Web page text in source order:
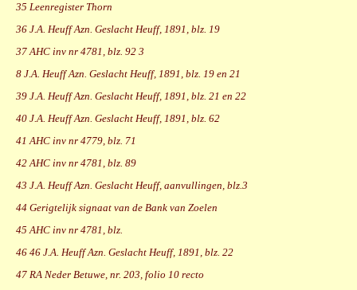
35 Leenregister Thorn
36 J.A. Heuff Azn. Geslacht Heuff, 1891, blz. 19
37 AHC inv nr 4781, blz. 92 3
8 J.A. Heuff Azn. Geslacht Heuff, 1891, blz. 19 en 21
39 J.A. Heuff Azn. Geslacht Heuff, 1891, blz. 21 en 22
40 J.A. Heuff Azn. Geslacht Heuff, 1891, blz. 62
41 AHC inv nr 4779, blz. 71
42 AHC inv nr 4781, blz. 89
43 J.A. Heuff Azn. Geslacht Heuff, aanvullingen, blz.3
44 Gerigtelijk signaat van de Bank van Zoelen
45 AHC inv nr 4781, blz.
46 46 J.A. Heuff Azn. Geslacht Heuff, 1891, blz. 22
47 RA Neder Betuwe, nr. 203, folio 10 recto